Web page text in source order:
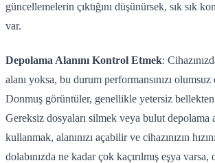
güncellemelerin çıktığını düşünürsek, sık sık
var.
Depolama Alanını Kontrol Etmek:
alanı yoksa, bu durum performansınızı
Donmuş görüntüler, genellikle yetersiz bellekten
Gereksiz dosyaları silmek veya bulut depolama
kullanmak, alanınızı açabilir ve cihazınızın
dolabınızda ne kadar çok kaçırılmış eşya varsa,